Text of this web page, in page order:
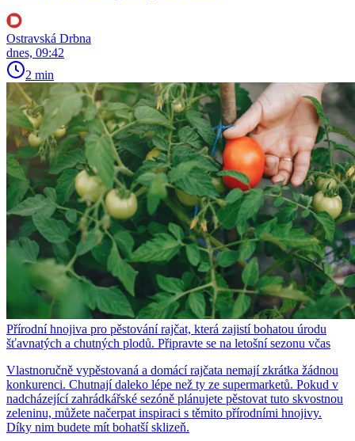
Ostravská Drbna
dnes, 09:42
2 min
Přírodní hnojiva pro pěstování rajčat, která zajistí bohatou úrodu
šťavnatých a chutných plodů. Připravte se na letošní sezonu včas
Vlastnoručně vypěstovaná a domácí rajčata nemají zkrátka žádnou
konkurenci. Chutnají daleko lépe než ty ze supermarketů. Pokud v
nadcházející zahrádkářské sezóně plánujete pěstovat tuto skvostnou
zeleninu, můžete načerpat inspiraci s těmito přírodními hnojivy.
Díky nim budete mít bohatší sklizeň.